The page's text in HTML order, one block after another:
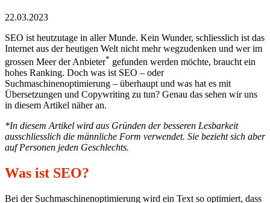
22.03.2023
SEO ist heutzutage in aller Munde. Kein Wunder, schliesslich ist das
Internet aus der heutigen Welt nicht mehr wegzudenken und wer im
grossen Meer der Anbieter* gefunden werden möchte, braucht ein
hohes Ranking. Doch was ist SEO – oder
Suchmaschinenoptimierung – überhaupt und was hat es mit
Übersetzungen und Copywriting zu tun? Genau das sehen wir uns
in diesem Artikel näher an.
*In diesem Artikel wird aus Gründen der besseren Lesbarkeit
ausschliesslich die männliche Form verwendet. Sie bezieht sich aber
auf Personen jeden Geschlechts.
Was ist SEO?
Bei der Suchmaschinenoptimierung wird ein Text so optimiert, dass